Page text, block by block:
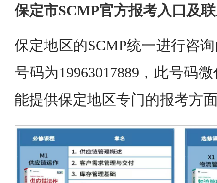
保定市SCMP官方报考入口及
保定地区的SCMP统一进行咨
号码为19963017889，此号码
能提供保定地区专门的报考方